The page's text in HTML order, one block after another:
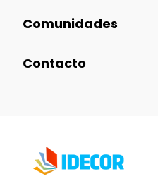
Comunidades
Contacto